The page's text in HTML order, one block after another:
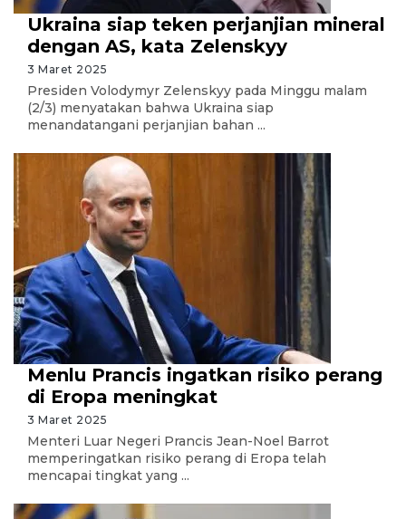
Ukraina siap teken perjanjian mineral
dengan AS, kata Zelenskyy
3 Maret 2025
Presiden Volodymyr Zelenskyy pada Minggu malam
(2/3) menyatakan bahwa Ukraina siap
menandatangani perjanjian bahan ...
Menlu Prancis ingatkan risiko perang
di Eropa meningkat
3 Maret 2025
Menteri Luar Negeri Prancis Jean-Noel Barrot
memperingatkan risiko perang di Eropa telah
mencapai tingkat yang ...